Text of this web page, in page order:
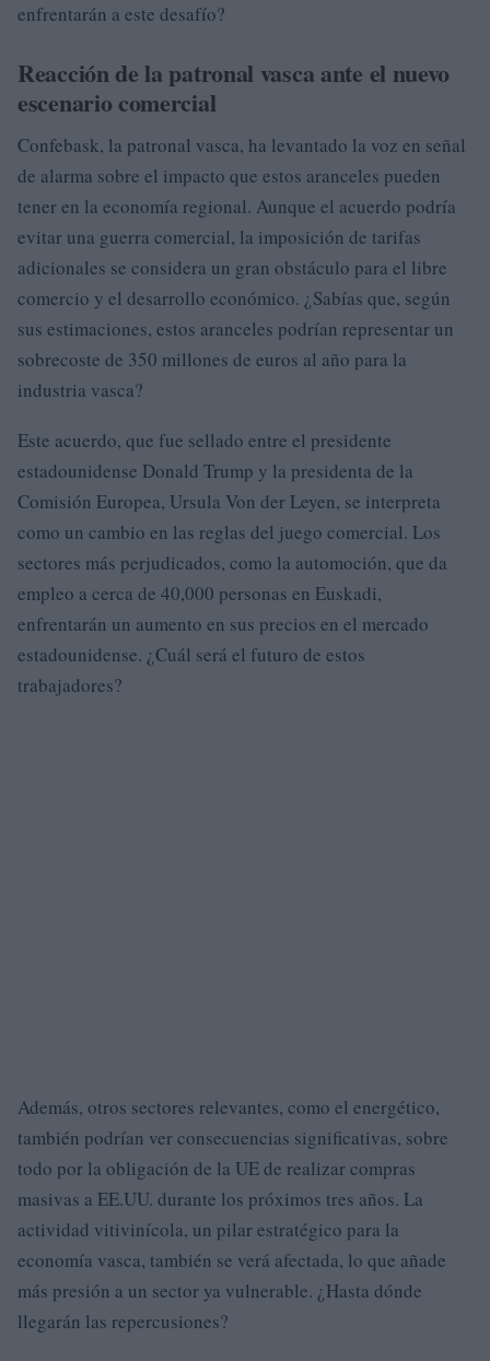
enfrentarán a este desafío?
Reacción de la patronal vasca ante el nuevo
escenario comercial
Confebask, la patronal vasca, ha levantado la voz en señal
de alarma sobre el impacto que estos aranceles pueden
tener en la economía regional. Aunque el acuerdo podría
evitar una guerra comercial, la imposición de tarifas
adicionales se considera un gran obstáculo para el libre
comercio y el desarrollo económico. ¿Sabías que, según
sus estimaciones, estos aranceles podrían representar un
sobrecoste de 350 millones de euros al año para la
industria vasca?
Este acuerdo, que fue sellado entre el presidente
estadounidense Donald Trump y la presidenta de la
Comisión Europea, Ursula Von der Leyen, se interpreta
como un cambio en las reglas del juego comercial. Los
sectores más perjudicados, como la automoción, que da
empleo a cerca de 40,000 personas en Euskadi,
enfrentarán un aumento en sus precios en el mercado
estadounidense. ¿Cuál será el futuro de estos
trabajadores?
Además, otros sectores relevantes, como el energético,
también podrían ver consecuencias significativas, sobre
todo por la obligación de la UE de realizar compras
masivas a EE.UU. durante los próximos tres años. La
actividad vitivinícola, un pilar estratégico para la
economía vasca, también se verá afectada, lo que añade
más presión a un sector ya vulnerable. ¿Hasta dónde
llegarán las repercusiones?